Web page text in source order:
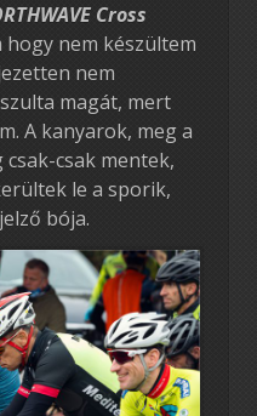
Cross
nem készültem
nem
magát, mert
A kanyarok, meg a
csak mentek,
le a sporik,
bója.